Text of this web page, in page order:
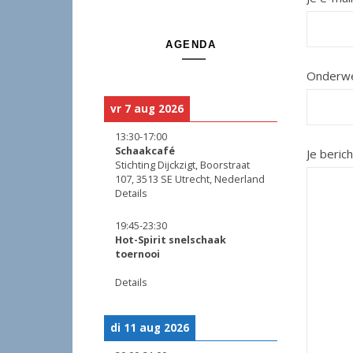
AGENDA
vr 7 aug 2026
13:30-17:00
Schaakcafé
Stichting Dijckzigt, Boorstraat
107, 3513 SE Utrecht, Nederland
Details
19:45-23:30
Hot-Spirit snelschaak
toernooi
Details
di 11 aug 2026
Je